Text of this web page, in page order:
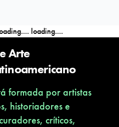
Artística [PAAL] 2025
y presentará los resultados en
de participar en la exposición
loading....
Arte
formada por artistas
historiadores e
críticos,